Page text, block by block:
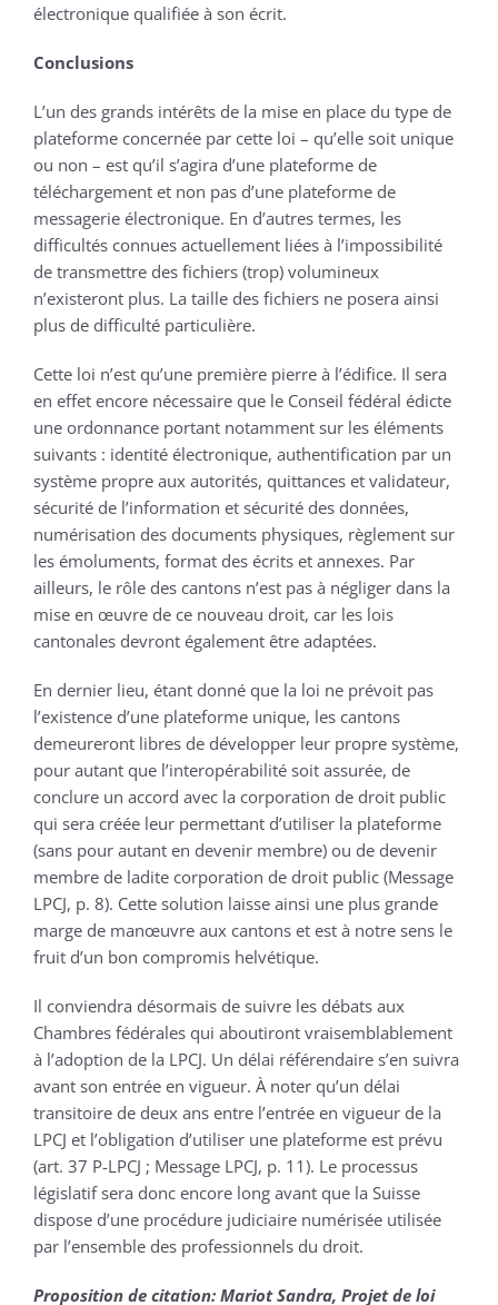
électronique qualifiée à son écrit.
Conclusions
L’un des grands intérêts de la mise en place du type de
plateforme concernée par cette loi – qu’elle soit unique
ou non – est qu’il s’agira d’une plateforme de
téléchargement et non pas d’une plateforme de
messagerie électronique. En d’autres termes, les
difficultés connues actuellement liées à l’impossibilité
de transmettre des fichiers (trop) volumineux
n’existeront plus. La taille des fichiers ne posera ainsi
plus de difficulté particulière.
Cette loi n’est qu’une première pierre à l’édifice. Il sera
en effet encore nécessaire que le Conseil fédéral édicte
une ordonnance portant notamment sur les éléments
suivants : identité électronique, authentification par un
système propre aux autorités, quittances et validateur,
sécurité de l’information et sécurité des données,
numérisation des documents physiques, règlement sur
les émoluments, format des écrits et annexes. Par
ailleurs, le rôle des cantons n’est pas à négliger dans la
mise en œuvre de ce nouveau droit, car les lois
cantonales devront également être adaptées.
En dernier lieu, étant donné que la loi ne prévoit pas
l’existence d’une plateforme unique, les cantons
demeureront libres de développer leur propre système,
pour autant que l’interopérabilité soit assurée, de
conclure un accord avec la corporation de droit public
qui sera créée leur permettant d’utiliser la plateforme
(sans pour autant en devenir membre) ou de devenir
membre de ladite corporation de droit public (Message
LPCJ, p. 8). Cette solution laisse ainsi une plus grande
marge de manœuvre aux cantons et est à notre sens le
fruit d’un bon compromis helvétique.
Il conviendra désormais de suivre les débats aux
Chambres fédérales qui aboutiront vraisemblablement
à l’adoption de la LPCJ. Un délai référendaire s’en suivra
avant son entrée en vigueur. À noter qu’un délai
transitoire de deux ans entre l’entrée en vigueur de la
LPCJ et l’obligation d’utiliser une plateforme est prévu
(art. 37 P-LPCJ ; Message LPCJ, p. 11). Le processus
législatif sera donc encore long avant que la Suisse
dispose d’une procédure judiciaire numérisée utilisée
par l’ensemble des professionnels du droit.
Proposition de citation: Mariot Sandra, Projet de loi